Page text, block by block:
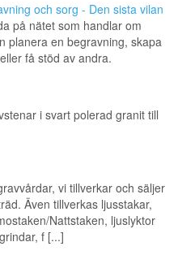
och sorg - Den sista vilan
på nätet som handlar om
planera en begravning, skapa
få stöd av andra.
i svart polerad granit till
vi tillverkar och säljer
Även tillverkas ljusstakar,
Nattstaken, ljuslyktor
f [...]